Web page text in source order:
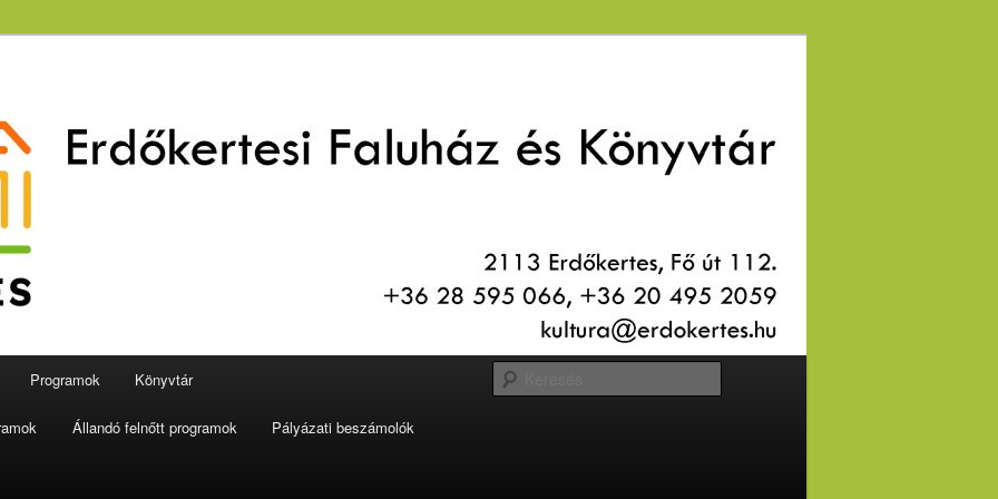
és Könyvtár
Programok Könyvtár
Állandó felnőtt programok Pályázati beszámolók